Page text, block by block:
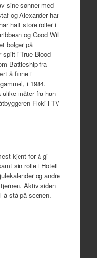
sine sønner med
og Alexander har
hatt store roller i
og Good Will
bølger på
spilt i True Blood
Battleship fra
å finne i
i 1984.
måter fra han
Floki i TV-
kjent for å gi
sin rolle i Hotell
og andre
Aktiv siden
å stå på scenen.